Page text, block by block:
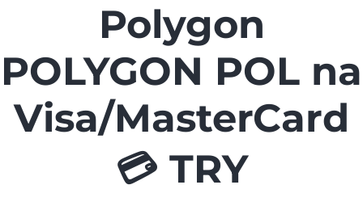
Polygon
POLYGON POL na
Visa/MasterCard
💳 TRY